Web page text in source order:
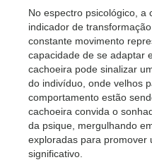
No espectro psicológico, a
indicador de
constante movimento
capacidade de se adaptar
cachoeira pode sinalizar
do indivíduo, onde velhos
comportamento estão
cachoeira convida o
da psique, mergulhando
exploradas para promover
significativo.